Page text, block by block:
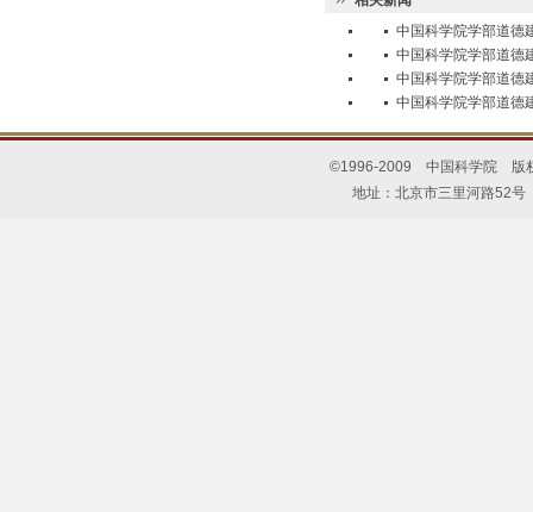
中国科学院学部道德
中国科学院学部道德
中国科学院学部道德
中国科学院学部道德
©1996-2009 中国科学院 版
地址：北京市三里河路52